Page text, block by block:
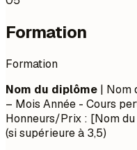
Formation
Formation
Nom du diplôme | Nom
– Mois Année - Cours
Honneurs/Prix : [Nom
(si supérieure à 3,5)